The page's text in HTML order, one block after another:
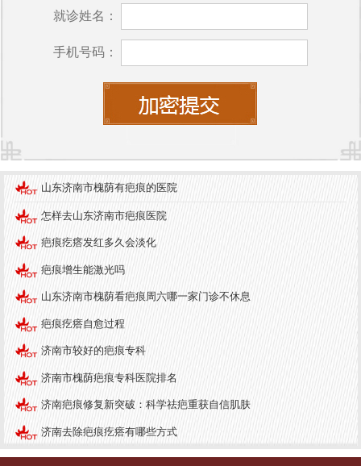
供专业的咨询和治疗。
环境对皮肤的影响
线辐射、气候变化等因素都可能对皮肤造成伤害，
进而影响疤痕的愈合。保持良好的生活环境，减少
在日常生活中，建议使用防晒霜保护皮肤，避免长
时间暴露在阳光下。同时，保持皮肤的清洁和滋
润，选择适合自己肤质的护肤品，能够有效改善皮
肤状况，促进疤痕的愈合。
预防措施
预防增生疤痕的关键在于及时处理伤口和选择合适
的美容方式。在点痣时，选择正规的医疗机构和专
业的医生，确保手术的安全性和有效性。此外，术
后要遵循医生的建议，定期复查，及时处理可能出
现的问题。
在日常生活中，保持健康的饮食和作息，增强身体
就诊姓名：
手机号码：
山东济南市槐荫有疤痕的医院
怎样去山东济南市疤痕医院
疤痕疙瘩发红多久会淡化
疤痕增生能激光吗
山东济南市槐荫看疤痕周六哪一家门诊不休息
疤痕疙瘩自愈过程
济南市较好的疤痕专科
济南市槐荫疤痕专科医院排名
济南疤痕修复新突破：科学祛疤重获自信肌肤
济南去除疤痕疙瘩有哪些方式